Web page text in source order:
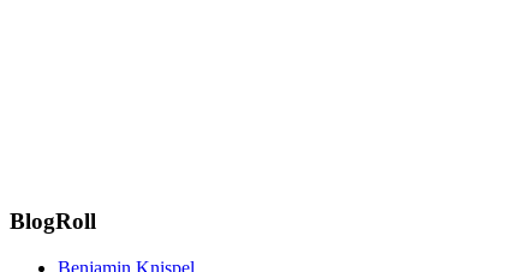
BlogRoll
Benjamin Knispel